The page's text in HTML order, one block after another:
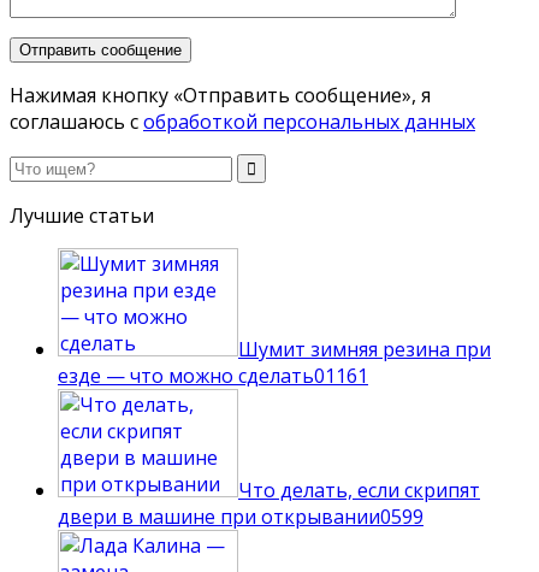
Нажимая кнопку «Отправить сообщение», я
соглашаюсь собработкой персональных данных
Лучшие статьи
Шумит зимняя резина при
езде — что можно сделать01161
Что делать, если скрипят
двери в машине при открывании0599